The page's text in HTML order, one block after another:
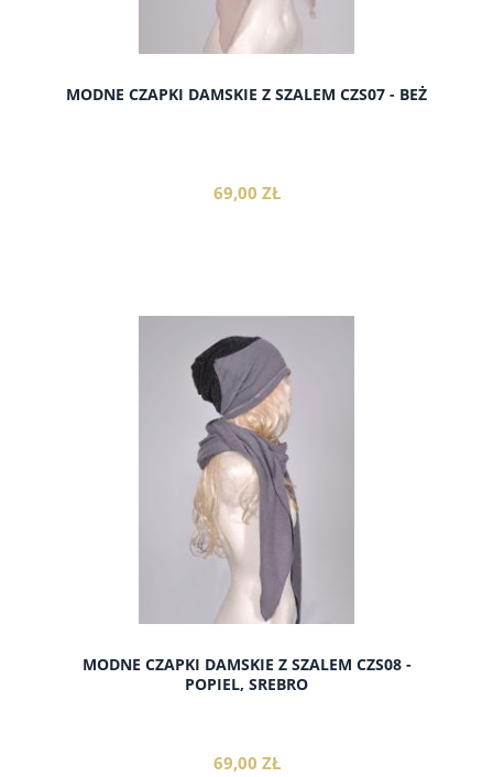
MODNE CZAPKI DAMSKIE Z SZALEM CZS07 - BEŻ
69,00 ZŁ
do koszyka
MODNE CZAPKI DAMSKIE Z SZALEM CZS08 -
POPIEL, SREBRO
69,00 ZŁ